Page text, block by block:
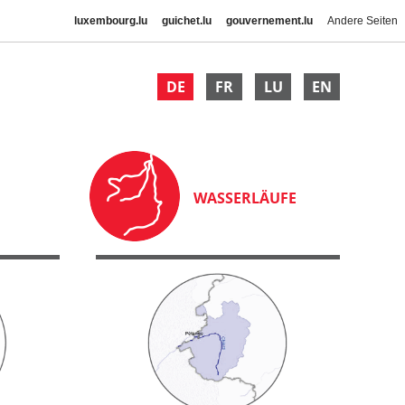
luxembourg.lu guichet.lu gouvernement.lu Andere Seiten
DE FR LU EN
WASSERLÄUFE